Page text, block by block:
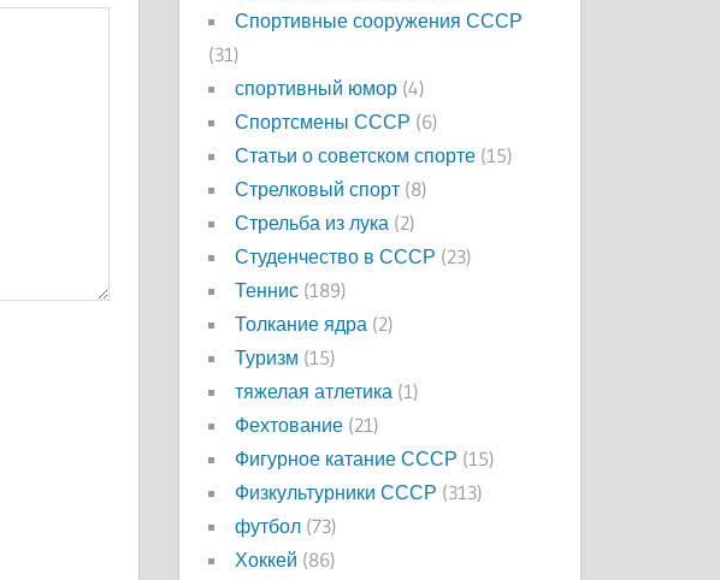
Спортивные сооружения СССР
(31)
спортивный юмор (4)
Спортсмены СССР (6)
Статьи о советском спорте (15)
Стрелковый спорт (8)
Стрельба из лука (2)
Студенчество в СССР (23)
Теннис (189)
Толкание ядра (2)
Туризм (15)
тяжелая атлетика (1)
Фехтование (21)
Фигурное катание СССР (15)
Физкультурники СССР (313)
футбол (73)
Хоккей (86)